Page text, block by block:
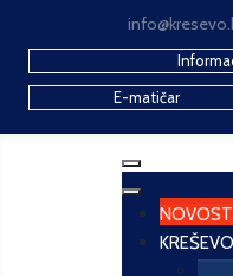
E-matičar
KREŠEVO